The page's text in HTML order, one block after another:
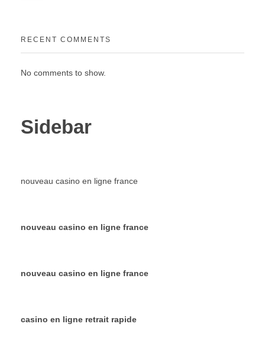
RECENT COMMENTS
No comments to show.
Sidebar
nouveau casino en ligne france
nouveau casino en ligne france
nouveau casino en ligne france
casino en ligne retrait rapide